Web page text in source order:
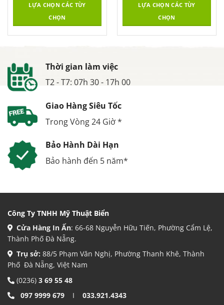
LỰA CHỌN CÁC TÙY
CHỌN
LỰA CHỌN CÁC TÙY
CHỌN
Thời gian làm việc
T2 - T7: 07h 30 - 17h 00
Giao Hàng Siêu Tốc
Trong Vòng 24 Giờ *
Bảo Hành Dài Hạn
Bảo hành đến 5 năm*
Công Ty TNHH Mỹ Thuật Biển
Cửa Hàng In Ấn: 66-68 Nguyễn Hữu Tiến, Phường Cẩm Lệ,
Thành Phố Đà Nẵng.
Trụ sở: 88/5 Phạm Văn Nghị, Phường Thanh Khê, Thành
Phố Đà Nẵng, Việt Nam
(0236) 3 69 55 48
097 9999 679 I 033.921.4343